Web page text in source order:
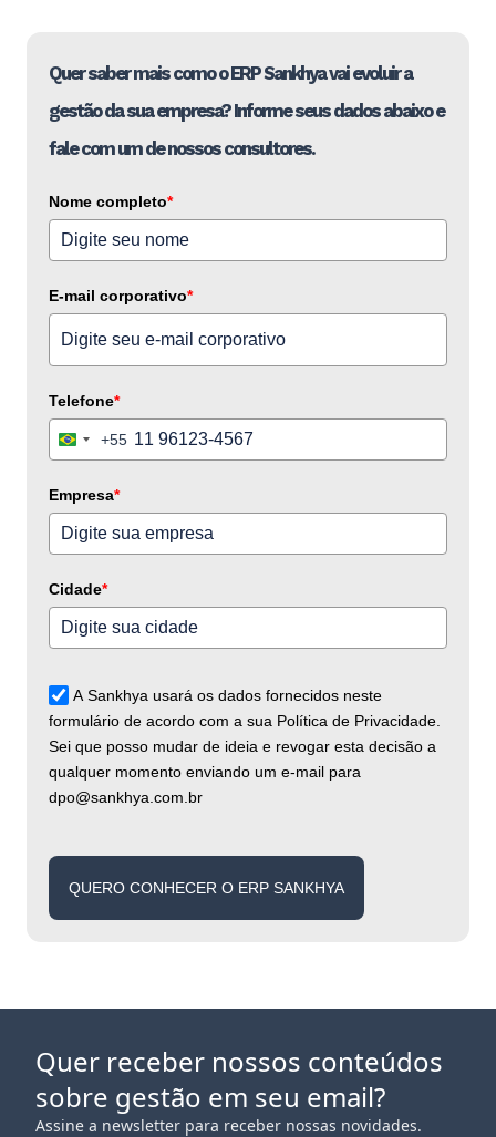
Quer saber mais como o ERP Sankhya vai evoluir a
gestão da sua empresa? Informe seus dados abaixo e
fale com um de nossos consultores.
Nome completo*
E-mail corporativo*
Telefone*
Brazil+55
Empresa*
Cidade*
A Sankhya usará os dados fornecidos neste
formulário de acordo com a sua Política de Privacidade.
Sei que posso mudar de ideia e revogar esta decisão a
qualquer momento enviando um e-mail para
dpo@sankhya.com.br
QUERO CONHECER O ERP SANKHYA
Quer receber nossos conteúdos
sobre gestão em seu email?
Assine a newsletter para receber nossas novidades.